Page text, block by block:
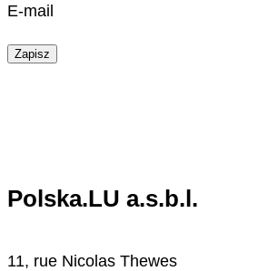
E-mail
Zapisz
Polska.LU a.s.b.l.
11, rue Nicolas Thewes